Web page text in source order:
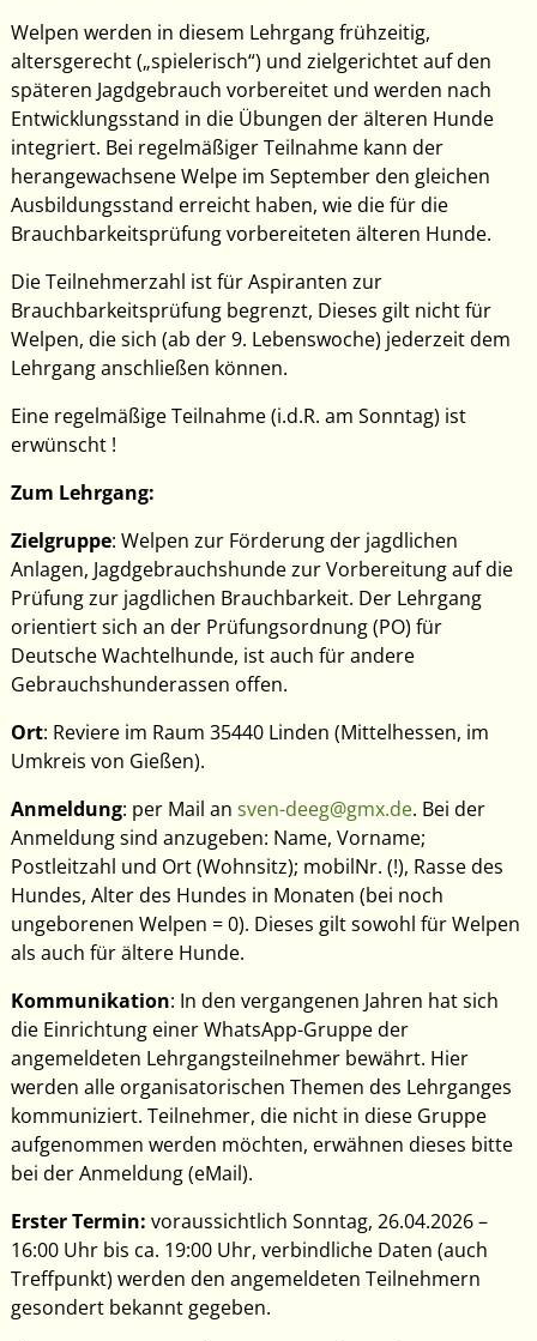
Welpen werden in diesem Lehrgang frühzeitig,
altersgerecht („spielerisch“) und zielgerichtet auf den
späteren Jagdgebrauch vorbereitet und werden nach
Entwicklungsstand in die Übungen der älteren Hunde
integriert. Bei regelmäßiger Teilnahme kann der
herangewachsene Welpe im September den gleichen
Ausbildungsstand erreicht haben, wie die für die
Brauchbarkeitsprüfung vorbereiteten älteren Hunde.
Die Teilnehmerzahl ist für Aspiranten zur
Brauchbarkeitsprüfung begrenzt, Dieses gilt nicht für
Welpen, die sich (ab der 9. Lebenswoche) jederzeit dem
Lehrgang anschließen können.
Eine regelmäßige Teilnahme (i.d.R. am Sonntag) ist
erwünscht !
Zum Lehrgang:
Zielgruppe: Welpen zur Förderung der jagdlichen
Anlagen, Jagdgebrauchshunde zur Vorbereitung auf die
Prüfung zur jagdlichen Brauchbarkeit. Der Lehrgang
orientiert sich an der Prüfungsordnung (PO) für
Deutsche Wachtelhunde, ist auch für andere
Gebrauchshunderassen offen.
Ort: Reviere im Raum 35440 Linden (Mittelhessen, im
Umkreis von Gießen).
Anmeldung: per Mail an sven-deeg@gmx.de. Bei der
Anmeldung sind anzugeben: Name, Vorname;
Postleitzahl und Ort (Wohnsitz); mobilNr. (!), Rasse des
Hundes, Alter des Hundes in Monaten (bei noch
ungeborenen Welpen = 0). Dieses gilt sowohl für Welpen
als auch für ältere Hunde.
Kommunikation: In den vergangenen Jahren hat sich
die Einrichtung einer WhatsApp-Gruppe der
angemeldeten Lehrgangsteilnehmer bewährt. Hier
werden alle organisatorischen Themen des Lehrganges
kommuniziert. Teilnehmer, die nicht in diese Gruppe
aufgenommen werden möchten, erwähnen dieses bitte
bei der Anmeldung (eMail).
Erster Termin: voraussichtlich Sonntag, 26.04.2026 –
16:00 Uhr bis ca. 19:00 Uhr, verbindliche Daten (auch
Treffpunkt) werden den angemeldeten Teilnehmern
gesondert bekannt gegeben.